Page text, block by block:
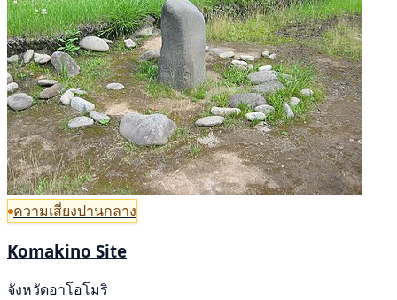
ความเสี่ยงปานกลาง
Komakino Site
จังหวัดอาโอโมริ